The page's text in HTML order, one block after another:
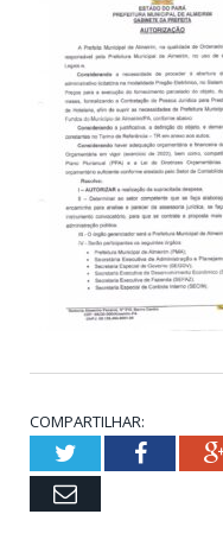
COMPARTILHAR:
Twitter
Email